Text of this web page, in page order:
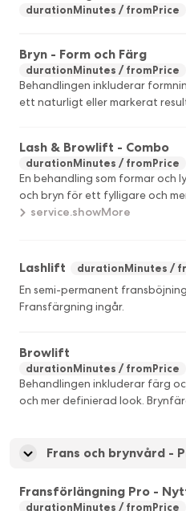
durationMinutes fromPrice
Bryn - Form och Färg
durationMinutes fromPrice
Behandlingen inkluderar
ett naturligt eller markerat
Lash & Browlift - Combo
durationMinutes fromPrice
En behandling som formar
och bryn för ett fylligare och
ser tätare ut och fransarna
service.showMore
Lashlift durationMinutes
En semi-permanent
Fransfärgning ingår.
Browlift
durationMinutes fromPrice
Behandlingen inkluderar färg
och mer definierad look.
Frans och brynvård -
Fransförlängning Pro -
durationMinutes fromPrice